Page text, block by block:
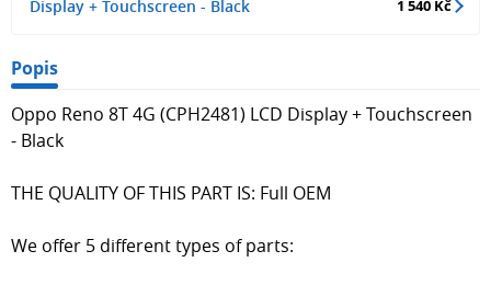
Display + Touchscreen - Black
1 540 Kč
Popis
Oppo Reno 8T 4G (CPH2481) LCD Display + Touchscreen
- Black
THE QUALITY OF THIS PART IS: Full OEM
We offer 5 different types of parts: